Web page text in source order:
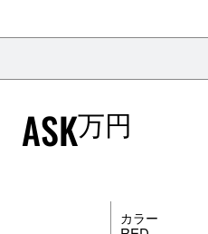
ASK万円
カラー